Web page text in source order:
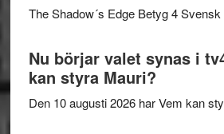
The Shadow´s Edge Betyg 4
Nu börjar valet synas i
kan styra Mauri?
Den 10 augusti 2026 har Vem kan